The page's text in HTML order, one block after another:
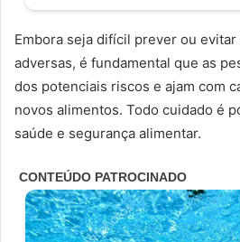
Embora seja difícil prever ou evitar
adversas, é fundamental que as
dos potenciais riscos e ajam com
novos alimentos. Todo cuidado é
saúde e segurança alimentar.